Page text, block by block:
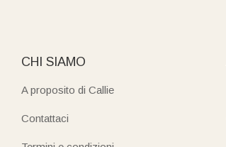
CHI SIAMO
A proposito di Callie
Contattaci